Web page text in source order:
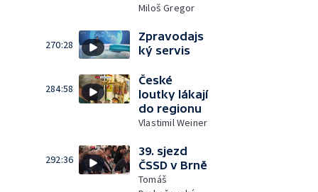
Miloš Gregor
270:28
Zpravodajs
ký servis
284:58
České
loutky lákají
do regionu
Vlastimil Weiner
292:36
39. sjezd
ČSSD v Brně
Tomáš